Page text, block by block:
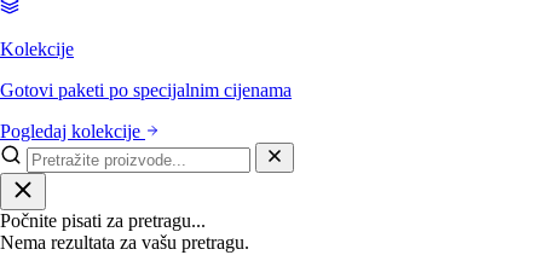
Kolekcije
Gotovi paketi po specijalnim cijenama
Pogledaj kolekcije
Počnite pisati za pretragu...
Nema rezultata za vašu pretragu.